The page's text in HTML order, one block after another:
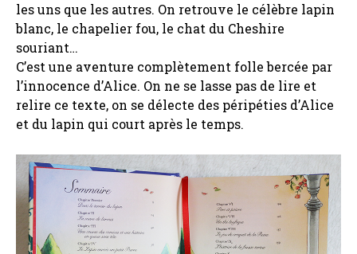
les uns que les autres. On retrouve le célèbre lapin
blanc, le chapelier fou, le chat du Cheshire
souriant…
C’est une aventure complètement folle bercée par
l’innocence d’Alice. On ne se lasse pas de lire et
relire ce texte, on se délecte des péripéties d’Alice
et du lapin qui court après le temps.